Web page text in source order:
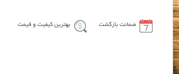
ضمانت بازگشت بهترین کیفیت و قیمت